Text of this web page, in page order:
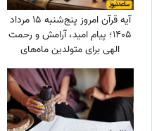
آیه قرآن امروز پنج‌شنبه 15 مرداد
1405؛ پیام امید، آرامش و رحمت
الهی برای متولدین ماه‌های
مختلف